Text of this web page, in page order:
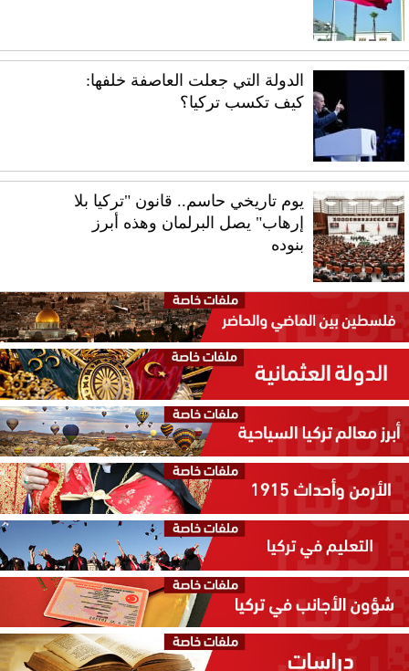
الدولة التي جعلت العاصفة خلفها:
كيف تكسب تركيا؟
يوم تاريخي حاسم.. قانون "تركيا بلا
إرهاب" يصل البرلمان وهذه أبرز
بنوده